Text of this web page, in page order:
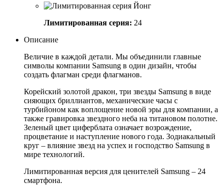
Лимитированная серия: 24
Описание
Величие в каждой детали. Мы объединили главные
символы компании Samsung в один дизайн, чтобы
создать флагман среди флагманов.
Корейский золотой дракон, три звезды Samsung в виде
сияющих бриллиантов, механические часы с
турбийоном как воплощение новой эры для компании, а
также гравировка звездного неба на титановом полотне.
Зеленый цвет циферблата означает возрождение,
процветание и наступление нового года. Зодиакальный
круг – влияние звезд на успех и господство Samsung в
мире технологий.
Лимитированная версия для ценителей Samsung – 24
смартфона.